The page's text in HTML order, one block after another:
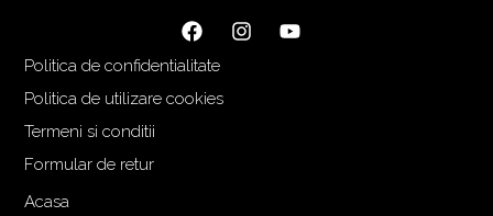
Politica de confidentialitate
Politica de utilizare cookies
Termeni si conditii
Formular de retur
Acasa